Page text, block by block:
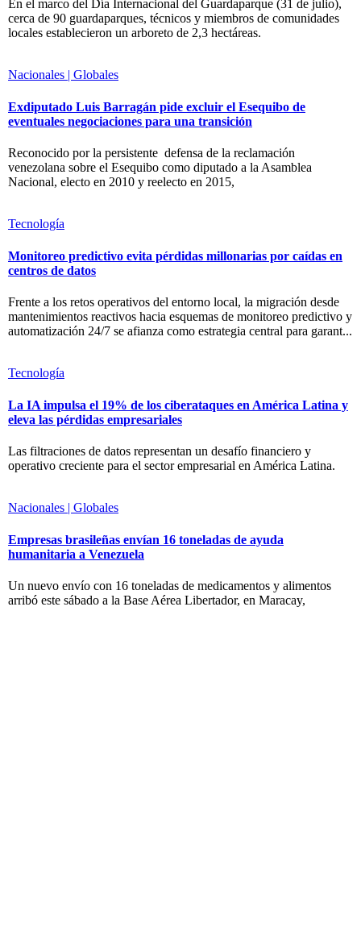
En el marco del Día Internacional del Guardaparque (31 de julio),
cerca de 90 guardaparques, técnicos y miembros de comunidades
locales establecieron un arboreto de 2,3 hectáreas.
Nacionales | Globales
Exdiputado Luis Barragán pide excluir el Esequibo de
eventuales negociaciones para una transición
Reconocido por la persistente defensa de la reclamación
venezolana sobre el Esequibo como diputado a la Asamblea
Nacional, electo en 2010 y reelecto en 2015,
Tecnología
Monitoreo predictivo evita pérdidas millonarias por caídas en
centros de datos
Frente a los retos operativos del entorno local, la migración desde
mantenimientos reactivos hacia esquemas de monitoreo predictivo y
automatización 24/7 se afianza como estrategia central para garant...
Tecnología
La IA impulsa el 19% de los ciberataques en América Latina y
eleva las pérdidas empresariales
Las filtraciones de datos representan un desafío financiero y
operativo creciente para el sector empresarial en América Latina.
Nacionales | Globales
Empresas brasileñas envían 16 toneladas de ayuda
humanitaria a Venezuela
Un nuevo envío con 16 toneladas de medicamentos y alimentos
arribó este sábado a la Base Aérea Libertador, en Maracay,